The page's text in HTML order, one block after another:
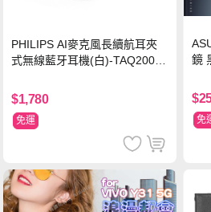
PHILIPS AI麥克風長續航耳夾
式無線藍牙耳機(白)-TAQ2000
$1,780
免運
鏡
免